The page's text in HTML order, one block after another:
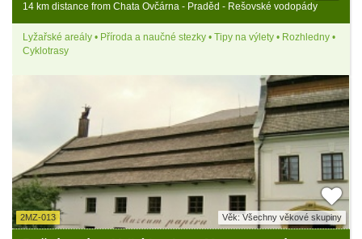
14 km distance from Chata Ovčárna - Praděd - Rešovské vodopády
Lyžařské areály • Příroda a naučné stezky • Tipy na výlety • Rozhledny •
Cyklotrasy
2MZ-013 Věk: Všechny věkové skupiny